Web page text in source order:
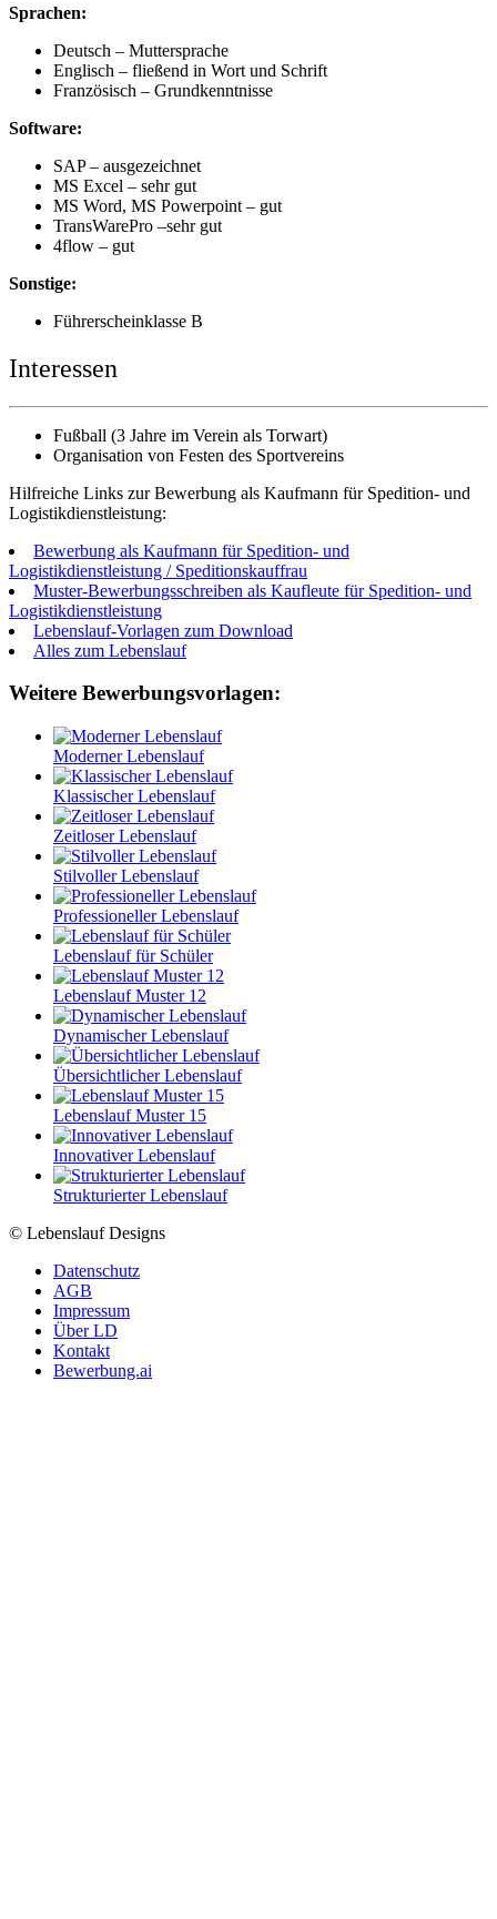
Sprachen:
Deutsch – Muttersprache
Englisch – fließend in Wort und Schrift
Französisch – Grundkenntnisse
Software:
SAP – ausgezeichnet
MS Excel – sehr gut
MS Word, MS Powerpoint – gut
TransWarePro –sehr gut
4flow – gut
Sonstige:
Führerscheinklasse B
Interessen
Fußball (3 Jahre im Verein als Torwart)
Organisation von Festen des Sportvereins
Hilfreiche Links zur Bewerbung als Kaufmann für Spedition- und
Logistikdienstleistung:
Bewerbung als Kaufmann für Spedition- und
Logistikdienstleistung / Speditionskauffrau
Muster-Bewerbungsschreiben als Kaufleute für Spedition- und
Logistikdienstleistung
Lebenslauf-Vorlagen zum Download
Alles zum Lebenslauf
Weitere Bewerbungsvorlagen:
Moderner Lebenslauf
Klassischer Lebenslauf
Zeitloser Lebenslauf
Stilvoller Lebenslauf
Professioneller Lebenslauf
Lebenslauf für Schüler
Lebenslauf Muster 12
Dynamischer Lebenslauf
Übersichtlicher Lebenslauf
Lebenslauf Muster 15
Innovativer Lebenslauf
Strukturierter Lebenslauf
© Lebenslauf Designs
Datenschutz
AGB
Impressum
Über LD
Kontakt
Bewerbung.ai